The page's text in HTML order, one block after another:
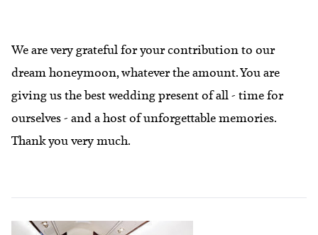
We are very grateful for your contribution to our
dream honeymoon, whatever the amount. You are
giving us the best wedding present of all - time for
ourselves - and a host of unforgettable memories.
Thank you very much.